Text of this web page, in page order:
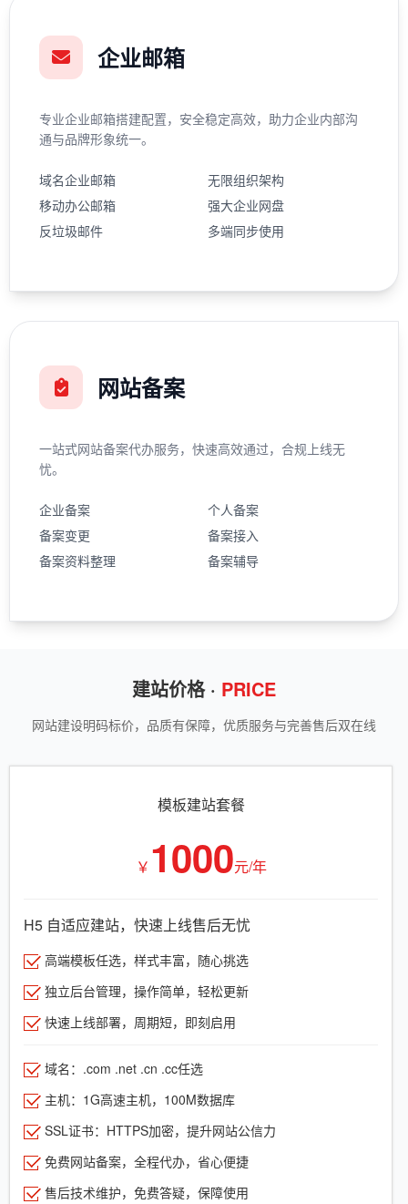
企业邮箱
专业企业邮箱搭建配置，安全稳定高效，助力企业内部沟
通与品牌形象统一。
域名企业邮箱
无限组织架构
移动办公邮箱
强大企业网盘
反垃圾邮件
多端同步使用
网站备案
一站式网站备案代办服务，快速高效通过，合规上线无
忧。
企业备案
个人备案
备案变更
备案接入
备案资料整理
备案辅导
建站价格 · PRICE
网站建设明码标价，品质有保障，优质服务与完善售后双在线
模板建站套餐
￥ 1000元/年
H5 自适应建站，快速上线售后无忧
高端模板任选，样式丰富，随心挑选
独立后台管理，操作简单，轻松更新
快速上线部署，周期短，即刻启用
域名：.com .net .cn .cc任选
主机：1G高速主机，100M数据库
SSL证书：HTTPS加密，提升网站公信力
免费网站备案，全程代办，省心便捷
售后技术维护，免费答疑，保障使用